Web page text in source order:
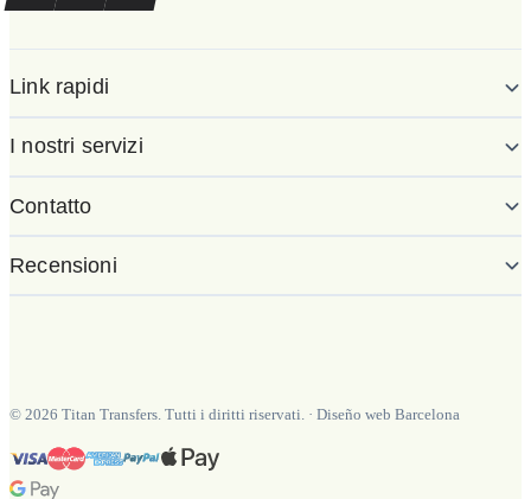
Link rapidi
I nostri servizi
Contatto
Recensioni
© 2026 Titan Transfers. Tutti i diritti riservati. · Diseño web Barcelona